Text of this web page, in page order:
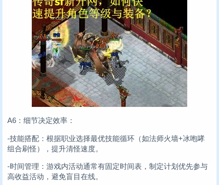
A6：细节决定效率：
-技能搭配：根据职业选择最优技能循环（如法师火墙+冰咆哮
组合刷怪），提升清怪速度。
-时间管理：游戏内活动通常有固定时间表，制定计划优先参与
高收益活动，避免盲目在线。